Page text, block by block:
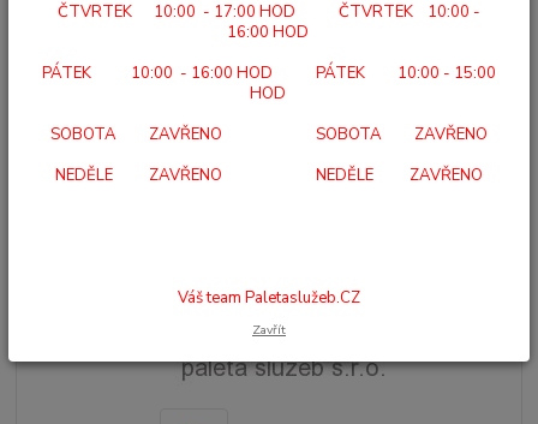
ČTVRTEK 10:00 - 17:00 HOD ČTVRTEK 10:00 -
16:00 HOD
PÁTEK 10:00 - 16:00 HOD PÁTEK 10:00 - 15:00
HOD
SOBOTA ZAVŘENO SOBOTA ZAVŘENO
NEDĚLE ZAVŘENO NEDĚLE ZAVŘENO
Váš team Paletaslužeb.CZ
Zavřít